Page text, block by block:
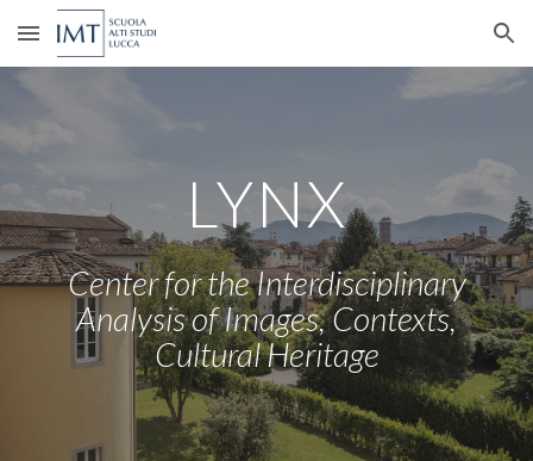
Skip to main content Skip to navigation
LYNX
Center for the Interdisciplinary
Analysis of Images, Contexts,
Cultural Heritage